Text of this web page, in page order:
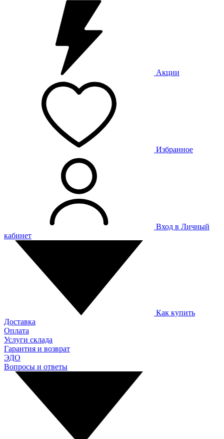
Акции
Избранное
Вход в Личный
кабинет
Как купить
Доставка
Оплата
Услуги склада
Гарантия и возврат
ЭДО
Вопросы и ответы